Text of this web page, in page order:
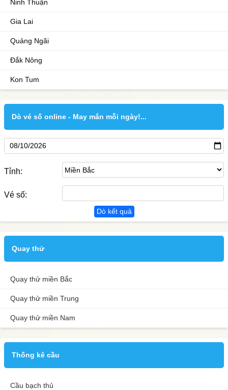
Ninh Thuận
Gia Lai
Quảng Ngãi
Đắk Nông
Kon Tum
Dò vé số online - May mắn mỗi ngày!...
Tỉnh:
Vé số:
Dò kết quả
Quay thử
Quay thử miền Bắc
Quay thử miền Trung
Quay thử miền Nam
Thống kê cầu
Cầu bạch thủ